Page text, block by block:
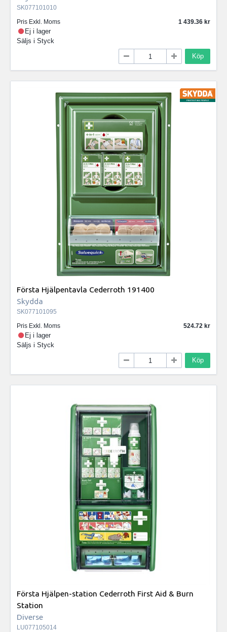
SK077101010
Pris Exkl. Moms
1 439.36
Ej i lager
Säljs i Styck
Köp
Första Hjälpentavla Cederroth 191400
Skydda
SK077101095
Pris Exkl. Moms
524.72
Ej i lager
Säljs i Styck
Köp
Första Hjälpen-station Cederroth First Aid & Burn
Station
Diverse
LU077105014